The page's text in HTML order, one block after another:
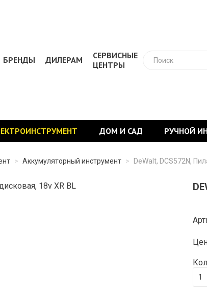
БРЕНДЫ ДИЛЕРАМ
СЕРВИСНЫЕ
ЦЕНТРЫ
ДОМ И САД РУЧНОЙ
> Аккумуляторный инструмент > DeWalt, DCS572N,